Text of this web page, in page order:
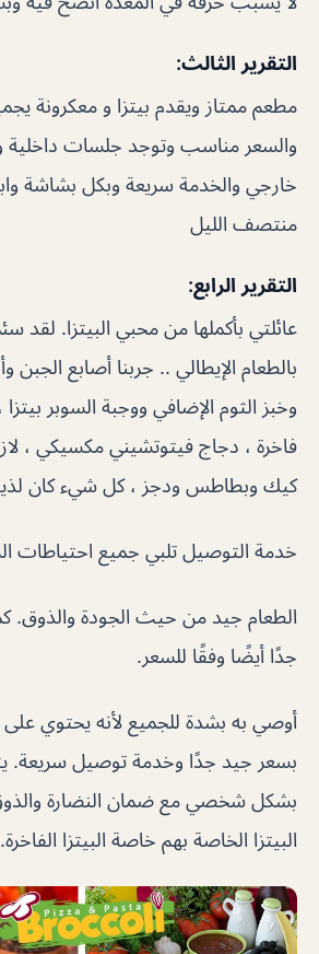
التقرير الثالث:
مطعم ممتاز ويقدم بيتزا و معكرونة
والسعر مناسب وتوجد جلسات
خارجي والخدمة سريعة وبكل بشاشة
منتصف الليل
التقرير الرابع:
عائلتي بأكملها من محبي البيتزا. لقد
بالطعام الإيطالي .. جربنا أصابع الجبن
وخبز الثوم الإضافي ووجبة السوبر بيتزا
فاخرة ، دجاج فيتوتشيني مكسيكي ،
كيك وبطاطس ودجز ، كل شيء كان
خدمة التوصيل تلبي جميع احتياطات
الطعام جيد من حيث الجودة والذوق.
جدًا أيضًا وفقًا للسعر.
أوصي به بشدة للجميع لأنه يحتوي
بسعر جيد جدًا وخدمة توصيل سريعة.
بشكل شخصي مع ضمان النضارة
البيتزا الخاصة بهم خاصة البيتزا الفاخرة.